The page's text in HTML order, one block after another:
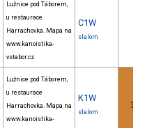
Lužnice pod Táborem,
u restaurace
Harrachovka. Mapa na
www.kanoistika-
vstabor.cz.
C1W
slalom
Lužnice pod Táborem,
u restaurace
Harrachovka. Mapa na
www.kanoistika-
K1W
slalom
3.